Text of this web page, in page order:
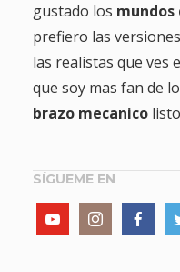
gustado los
prefiero las
las realistas que ves
que soy mas fan de
brazo mecanicolisto
SÍGUEME EN